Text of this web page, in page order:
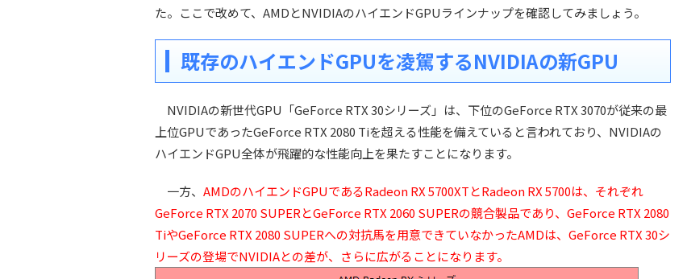
た。ここで改めて、AMDとNVIDIAのハイエンドGPUラインナップを確認してみましょう。
既存のハイエンドGPUを凌駕するNVIDIAの新GPU
NVIDIAの新世代GPU「GeForce RTX 30シリーズ」は、下位のGeForce RTX 3070が従来の最
上位GPUであったGeForce RTX 2080 Tiを超える性能を備えていると言われており、NVIDIAの
ハイエンドGPU全体が飛躍的な性能向上を果たすことになります。
一方、 AMDのハイエンドGPUであるRadeon RX 5700XTとRadeon RX 5700は、それぞれ
GeForce RTX 2070 SUPERとGeForce RTX 2060 SUPERの競合製品であり、GeForce RTX 2080
TiやGeForce RTX 2080 SUPERへの対抗馬を用意できていなかったAMDは、GeForce RTX 30シ
リーズの登場でNVIDIAとの差が、さらに広がることになります。